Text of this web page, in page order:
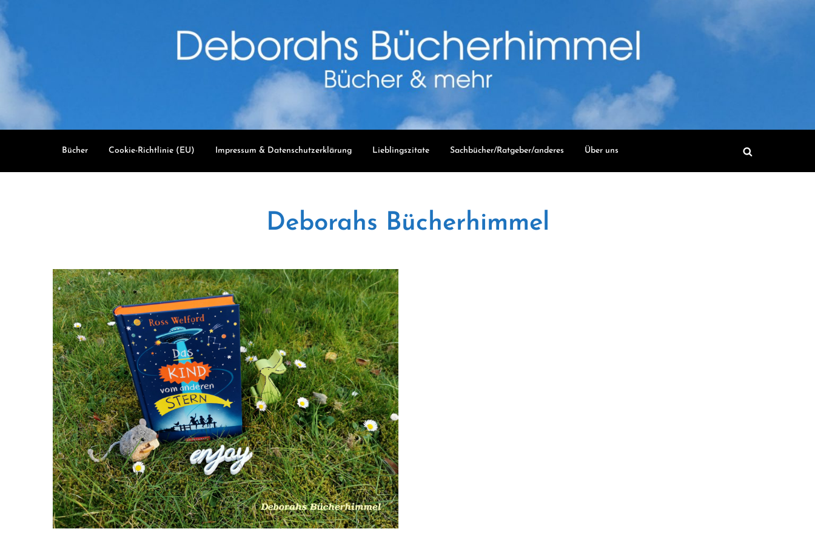
content
Bücher Cookie-Richtlinie (EU) Impressum & Datenschutzerklärung Lieblingszitate Sachbücher/Ratgeber/anderes Über uns
Deborahs Bücherhimmel